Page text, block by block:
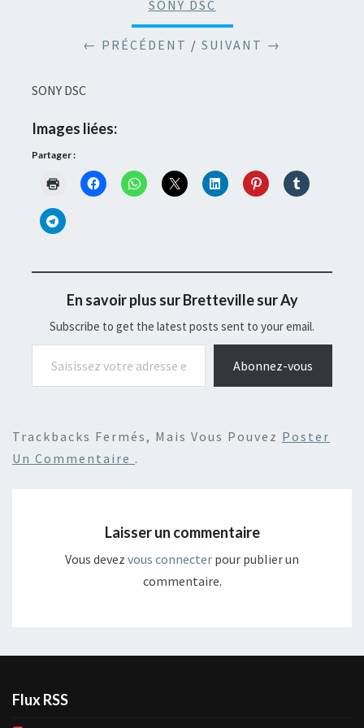
SONY DSC
← PRÉCÉDENT / SUIVANT →
SONY DSC
Images liées:
Partager :
En savoir plus sur Bretteville sur Ay
Subscribe to get the latest posts sent to your email.
Saisissez votre adresse e-mail…
Abonnez-vous
Trackbacks Fermés, Mais Vous Pouvez Poster
Un Commentaire .
Laisser un commentaire
Vous devez vous connecter pour publier un
commentaire.
Flux RSS